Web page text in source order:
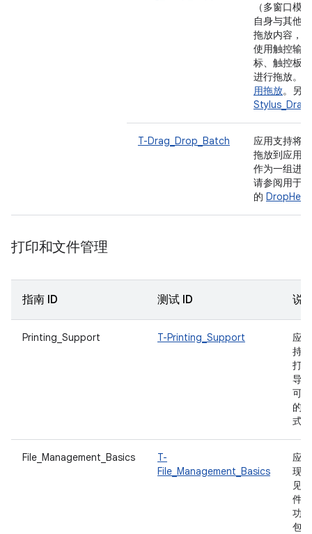
（多窗口模
自身与其他
拖放内容，
使用触控输
标、触控板
进行拖放。
用拖放。另
T-Drag_Drop_Batch
应用支持将
拖放到应用
作为一组进
请参阅用于
的
打印和文件管理
指南 ID 测试 ID 说
Printing_Support T-Printing_Support
应
持
打
导
可
的格
式。
File_Management_Basics
T-
File_Management_Basics
应
现
见
件
功
包